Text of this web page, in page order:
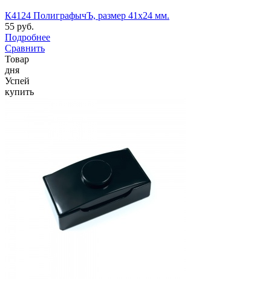
К4124 ПолиграфычЪ, размер 41х24 мм.
55 руб.
Подробнее
Сравнить
Товар
дня
Успей
купить